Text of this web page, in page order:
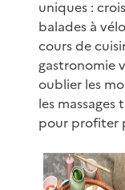
uniques :
balades à
cours de
gastronomie
oublier les
les
pour profiter